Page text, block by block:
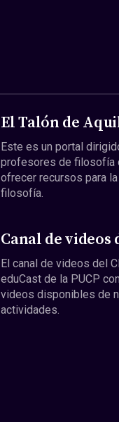
El Talón de
Este es un portal
profesores de filosofía
ofrecer recursos para
filosofía.
Canal de videos
El canal de videos del
eduCast de la PUCP
videos disponibles de
actividades.